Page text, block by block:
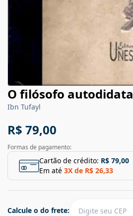
O filósofo autodidata
Ibn Tufayl
R$ 79,00
Formas de pagamento:
Cartão de crédito: R$ 79,00
Em até 3X de R$ 26,33
Calcule o do frete: